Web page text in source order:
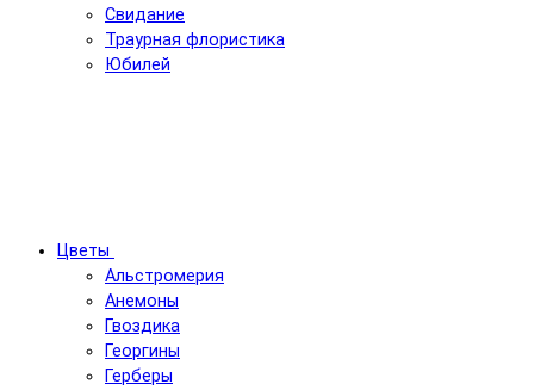
Свидание
Траурная флористика
Юбилей
Цветы
Альстромерия
Анемоны
Гвоздика
Георгины
Герберы